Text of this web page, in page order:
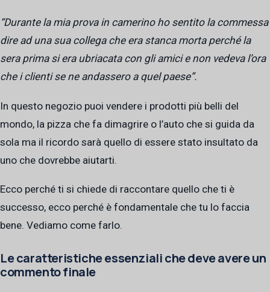
“Durante la mia prova in camerino ho sentito la commessa
dire ad una sua collega che era stanca morta perché la
sera prima si era ubriacata con gli amici e non vedeva l’ora
che i clienti se ne andassero a quel paese”.
In questo negozio puoi vendere i prodotti più belli del
mondo, la pizza che fa dimagrire o l’auto che si guida da
sola ma il ricordo sarà quello di essere stato insultato da
uno che dovrebbe aiutarti.
Ecco perché ti si chiede di raccontare quello che ti è
successo, ecco perché è fondamentale che tu lo faccia
bene. Vediamo come farlo.
Le caratteristiche essenziali che deve avere un
commento finale